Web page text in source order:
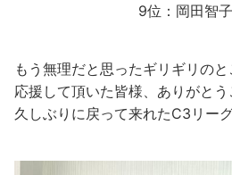
9位：岡田智
もう無理だと思ったギリギリのと
応援して頂いた皆様、ありがとう
久しぶりに戻って来れたC3リー